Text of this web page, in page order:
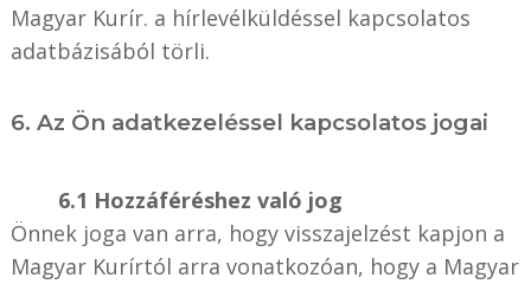
Magyar Kurír. a hírlevélküldéssel kapcsolatos
adatbázisából törli.
6. Az Ön adatkezeléssel kapcsolatos jogai
6.1 Hozzáféréshez való jog
Önnek joga van arra, hogy visszajelzést kapjon a
Magyar Kurírtól arra vonatkozóan, hogy a Magyar